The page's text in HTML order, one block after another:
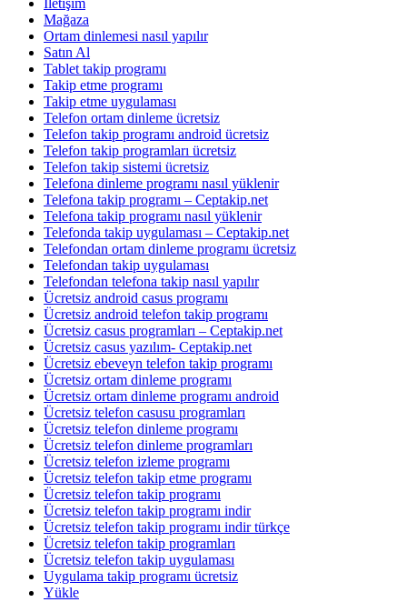
İletişim
Mağaza
Ortam dinlemesi nasıl yapılır
Satın Al
Tablet takip programı
Takip etme programı
Takip etme uygulaması
Telefon ortam dinleme ücretsiz
Telefon takip programı android ücretsiz
Telefon takip programları ücretsiz
Telefon takip sistemi ücretsiz
Telefona dinleme programı nasıl yüklenir
Telefona takip programı – Ceptakip.net
Telefona takip programı nasıl yüklenir
Telefonda takip uygulaması – Ceptakip.net
Telefondan ortam dinleme programı ücretsiz
Telefondan takip uygulaması
Telefondan telefona takip nasıl yapılır
Ücretsiz android casus programı
Ücretsiz android telefon takip programı
Ücretsiz casus programları – Ceptakip.net
Ücretsiz casus yazılım- Ceptakip.net
Ücretsiz ebeveyn telefon takip programı
Ücretsiz ortam dinleme programı
Ücretsiz ortam dinleme programı android
Ücretsiz telefon casusu programları
Ücretsiz telefon dinleme programı
Ücretsiz telefon dinleme programları
Ücretsiz telefon izleme programı
Ücretsiz telefon takip etme programı
Ücretsiz telefon takip programı
Ücretsiz telefon takip programı indir
Ücretsiz telefon takip programı indir türkçe
Ücretsiz telefon takip programları
Ücretsiz telefon takip uygulaması
Uygulama takip programı ücretsiz
Yükle